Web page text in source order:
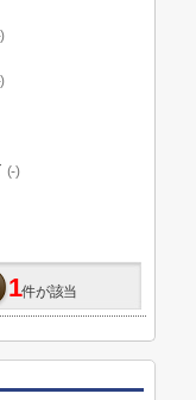
(-)
1件が該当